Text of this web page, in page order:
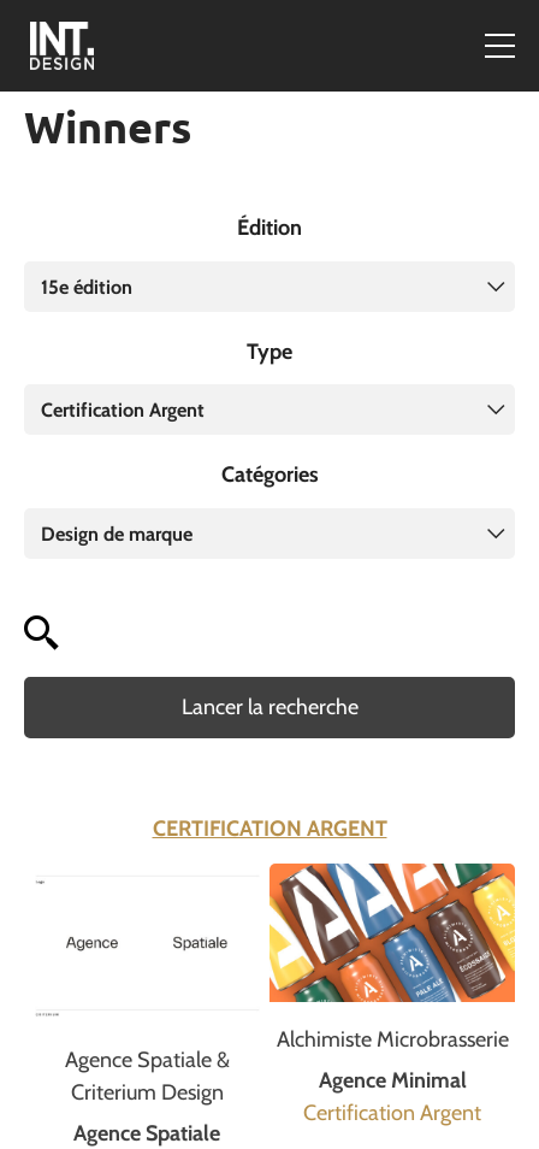
Winners
Édition
15e édition
Type
Certification Argent
Catégories
Design de marque
Lancer la recherche
CERTIFICATION ARGENT
Agence Spatiale &
Criterium Design
Agence Spatiale
Alchimiste Microbrasserie
Agence Minimal
Certification Argent